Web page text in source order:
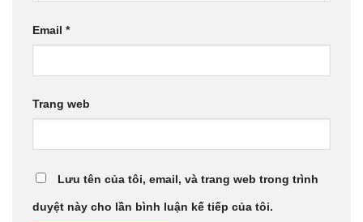
Email *
Trang web
Lưu tên của tôi, email, và trang web trong trình
duyệt này cho lần bình luận kế tiếp của tôi.